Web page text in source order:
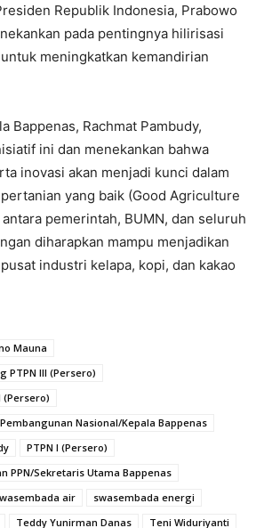
Republik Indonesia, Prabowo
pada pentingnya hilirisasi
meningkatkan kemandirian
Bappenas, Rachmat Pambudy,
ini dan menekankan bahwa
inovasi akan menjadi kunci dalam
yang baik (Good Agriculture
pemerintah, BUMN, dan seluruh
diharapkan mampu menjadikan
industri kelapa, kopi, dan kakao
Mauna
PTPN III (Persero)
(Persero)
Nasional/Kepala Bappenas
PTPN I (Persero)
PPN/Sekretaris Utama Bappenas
air
swasembada energi
Teddy Yunirman Danas Teni Widuriyanti